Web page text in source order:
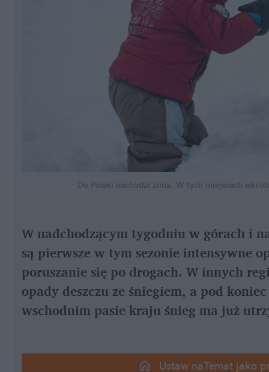
Do Polski nachodzi zima. W tych miejscach
W nadchodzącym tygodniu w górach i
są pierwsze w tym sezonie intensywne
poruszanie się po drogach. W innych
opady deszczu ze śniegiem, a pod
wschodnim pasie kraju śnieg ma już
Ustaw naTemat jako